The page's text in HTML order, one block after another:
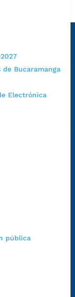
Bucaramanga
Electrónica
pública
Santander,
en el horario de
al medio día.
p.m. a 5:30 p.m.
Continua con